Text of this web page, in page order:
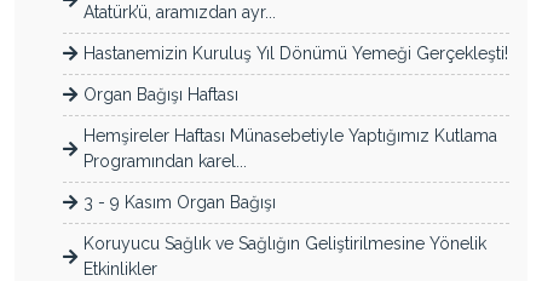
Atatürk’ü, aramızdan ayr...
Hastanemizin Kuruluş Yıl Dönümü Yemeği Gerçekleşti!
Organ Bağışı Haftası
Hemşireler Haftası Münasebetiyle Yaptığımız Kutlama
Programından karel...
3 - 9 Kasım Organ Bağışı
Koruyucu Sağlık ve Sağlığın Geliştirilmesine Yönelik
Etkinlikler